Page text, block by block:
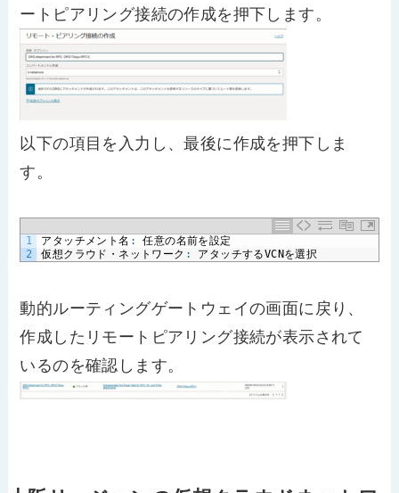
ートピアリング接続の作成を押下します。
以下の項目を入力し、最後に作成を押下しま
す。
1
2
アタッチメント名 :
任意の名前を設定
仮想クラウド・ネットワーク : アタッチするVCNを選択
動的ルーティングゲートウェイの画面に戻り、
作成したリモートピアリング接続が表示されて
いるのを確認します。